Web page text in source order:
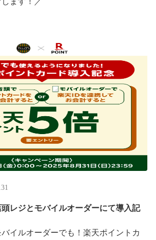
っこりフードも続々登場です♪
い秋の訪 ···
レジとモバイルオーダーにて導入記
イルオーダーでも！楽天ポイントカ